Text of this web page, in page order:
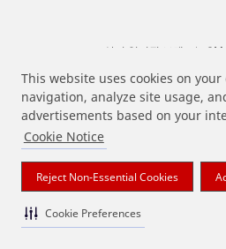
This website uses cookies on
navigation, analyze site usage,
advertisements based on your
Cookie Notice
Reject Non-Essential Cookies
Cookie Preferences
상기 열거된 브랜드는 3M